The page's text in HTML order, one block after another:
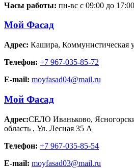
Часы работы: пн-вс с 09:00 до 17:00
Мой Фасад
Адрес: Кашира, Коммунистическая
Телефон: +7 967-035-85-72
E-mail: moyfasad04@mail.ru
Мой Фасад
Адрес:СЕЛО Иваньково,
область , Ул. Лесная 35 А
Телефон: +7 967-035-85-54
E-mail: moyfasad03@mail.ru